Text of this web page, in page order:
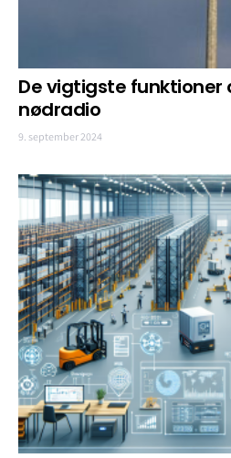
De vigtigste funktioner
nødradio
9. september 2024